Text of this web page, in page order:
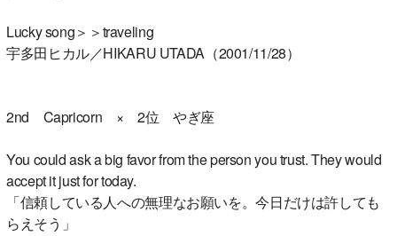
Lucky song＞＞traveling
宇多田ヒカル／HIKARU UTADA（2001/11/28）
2nd Capricorn × 2位 やぎ座
You could ask a big favor from the person you trust. They would
accept it just for today.
「信頼している人への無理なお願いを。今日だけは許しても
らえそう」